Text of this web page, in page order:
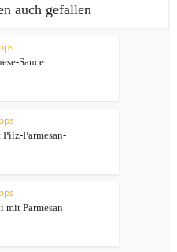
auch gefallen
Sauce
Parmesan-
mit Parmesan